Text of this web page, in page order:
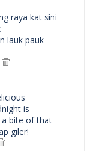
raya kat sini
lauk pauk
is
a bite of that
giler!